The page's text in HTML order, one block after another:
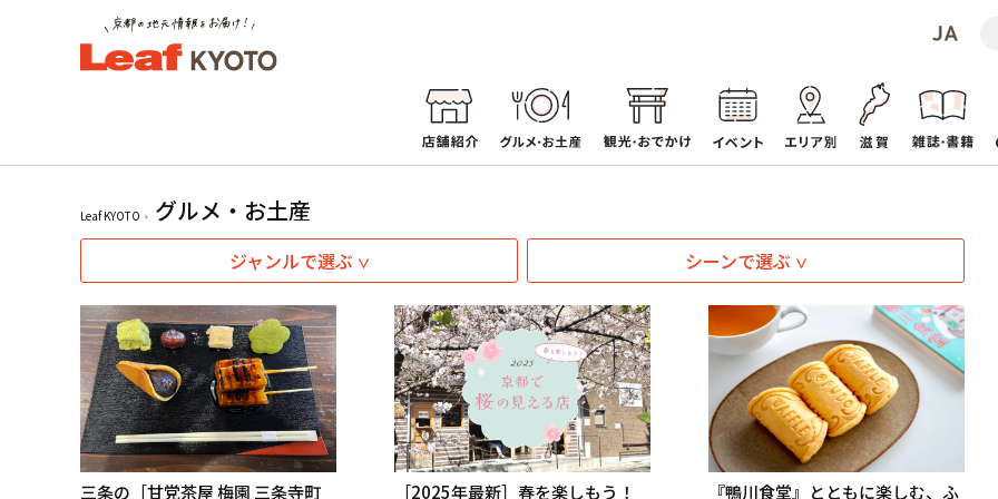
Leaf KYOTO グルメ・お土産
ジャンルで選ぶ シーンで選ぶ
三条の［甘党茶屋 梅園 三条寺町 ［2025年最新］春を楽しもう！ 『鴨川食堂』とともに楽しむ、ふ